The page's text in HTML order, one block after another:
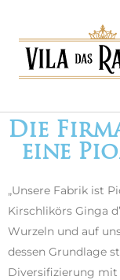
Die
eine
„Unsere Fabrik ist
Kirschlikörs Ginga
Wurzeln und auf
dessen Grundlage
Diversifizierung mit